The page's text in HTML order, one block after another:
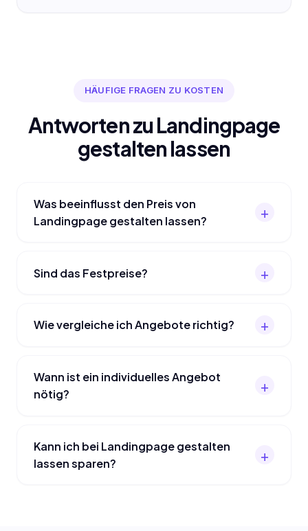
HÄUFIGE FRAGEN ZU KOSTEN
Antworten zu Landingpage
gestalten lassen
Was beeinflusst den Preis von
Landingpage gestalten lassen?
Sind das Festpreise?
Wie vergleiche ich Angebote richtig?
Wann ist ein individuelles Angebot
nötig?
Kann ich bei Landingpage gestalten
lassen sparen?